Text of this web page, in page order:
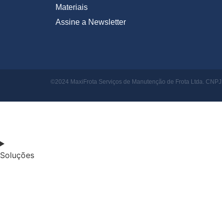
Materiais
Assine a Newsletter
©2024 MaxiFrota Serviços de Manutenção de Frota Ltda.
Soluções